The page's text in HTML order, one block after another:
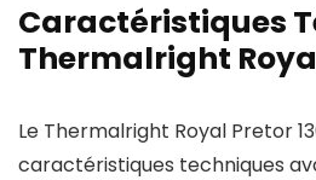
Caractéristiques
Thermalright
Le Thermalright Royal Pretor
caractéristiques techniques